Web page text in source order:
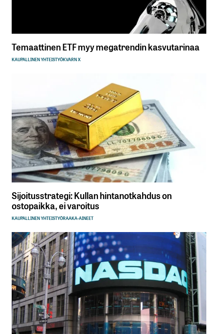
Temaattinen ETF myy megatrendin kasvutarinaa
KAUPALLINEN YHTEISTYÖKVARN X
Sijoitusstrategi: Kullan hintanotkahdus on
ostopaikka, ei varoitus
KAUPALLINEN YHTEISTYÖRAAKA-AINEET